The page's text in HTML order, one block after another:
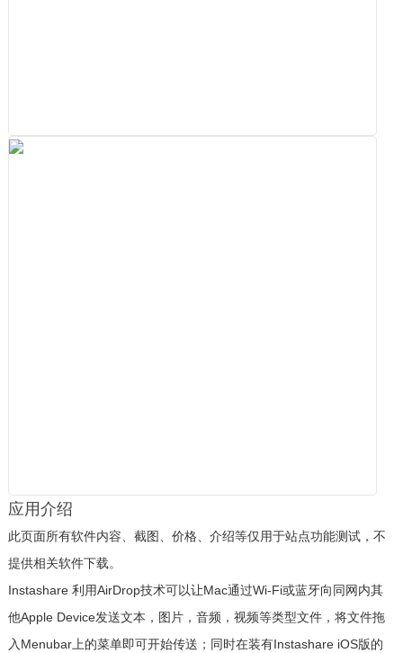
应用介绍
此页面所有软件内容、截图、价格、介绍等仅用于站点功能测试，不
提供相关软件下载。
Instashare 利用AirDrop技术可以让Mac通过Wi-Fi或蓝牙向同网内其
他Apple Device发送文本，图片，音频，视频等类型文件，将文件拖
入Menubar上的菜单即可开始传送；同时在装有Instashare iOS版的